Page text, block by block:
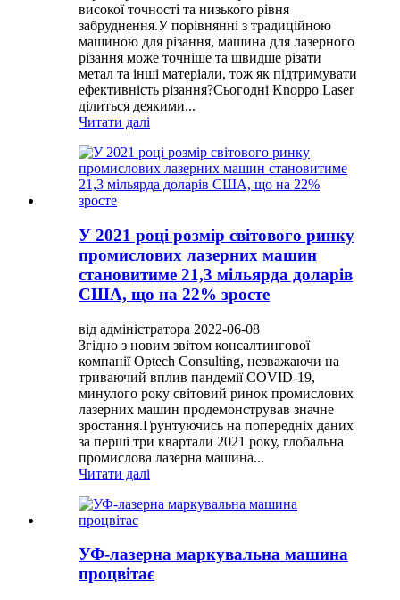
високої точності та низького рівня
забруднення.У порівнянні з традиційною
машиною для різання, машина для лазерного
різання може точніше та швидше різати
метал та інші матеріали, тож як підтримувати
ефективність різання?Сьогодні Knoppo Laser
ділиться деякими...
Читати далі
У 2021 році розмір світового ринку
промислових лазерних машин
становитиме 21,3 мільярда доларів
США, що на 22% зросте
від адміністратора 2022-06-08
Згідно з новим звітом консалтингової
компанії Optech Consulting, незважаючи на
триваючий вплив пандемії COVID-19,
минулого року світовий ринок промислових
лазерних машин продемонстрував значне
зростання.Грунтуючись на попередніх даних
за перші три квартали 2021 року, глобальна
промислова лазерна машина...
Читати далі
УФ-лазерна маркувальна машина
процвітає